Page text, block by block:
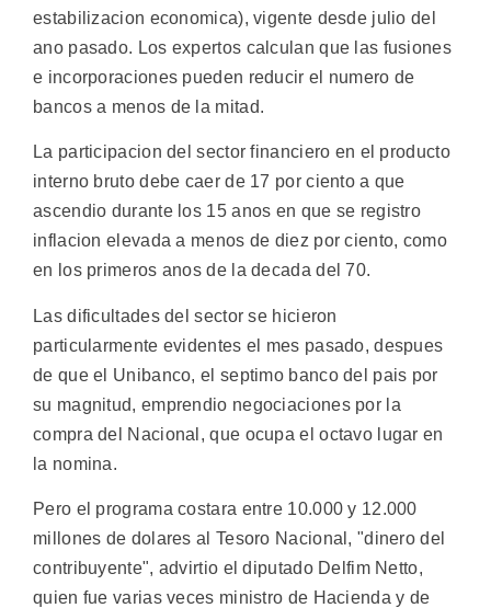
estabilizacion economica), vigente desde julio del
ano pasado. Los expertos calculan que las fusiones
e incorporaciones pueden reducir el numero de
bancos a menos de la mitad.
La participacion del sector financiero en el producto
interno bruto debe caer de 17 por ciento a que
ascendio durante los 15 anos en que se registro
inflacion elevada a menos de diez por ciento, como
en los primeros anos de la decada del 70.
Las dificultades del sector se hicieron
particularmente evidentes el mes pasado, despues
de que el Unibanco, el septimo banco del pais por
su magnitud, emprendio negociaciones por la
compra del Nacional, que ocupa el octavo lugar en
la nomina.
Pero el programa costara entre 10.000 y 12.000
millones de dolares al Tesoro Nacional, "dinero del
contribuyente", advirtio el diputado Delfim Netto,
quien fue varias veces ministro de Hacienda y de